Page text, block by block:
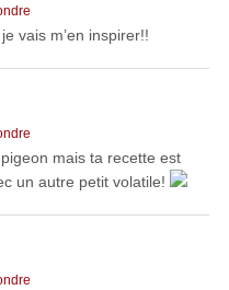
vais m’en inspirer!!
mais ta recette est
un autre petit volatile!